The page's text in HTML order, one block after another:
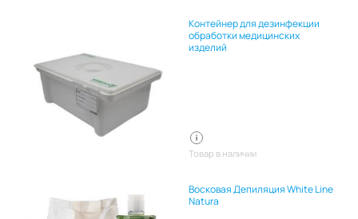
Контейнер для дезинфекции
обработки медицинских
изделий
Товар в наличии
Восковая Депиляция White Line
Natura